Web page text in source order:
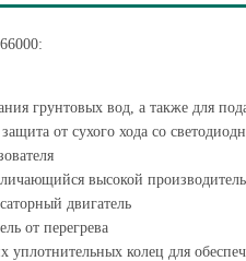
грунтовых вод, а также для
от сухого хода со
высокой
двигатель
от перегрева
уплотнительных колец для